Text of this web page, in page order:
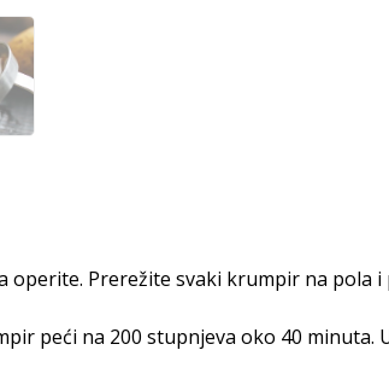
Prerežite svaki krumpir na pola
peći na 200 stupnjeva oko 40 minuta.